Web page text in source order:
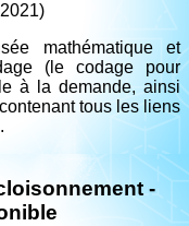
mathématique et
(le codage pour
à la demande, ainsi
tous les liens
-